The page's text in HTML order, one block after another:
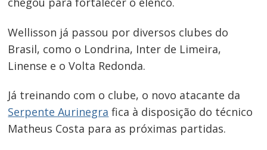
Wellisson já passou por diversos clubes do
Brasil, como o Londrina, Inter de Limeira,
Linense e o Volta Redonda.
Já treinando com o clube, o novo atacante da
Serpente Aurinegra fica à disposição do técnico
Matheus Costa para as próximas partidas.
de
Post